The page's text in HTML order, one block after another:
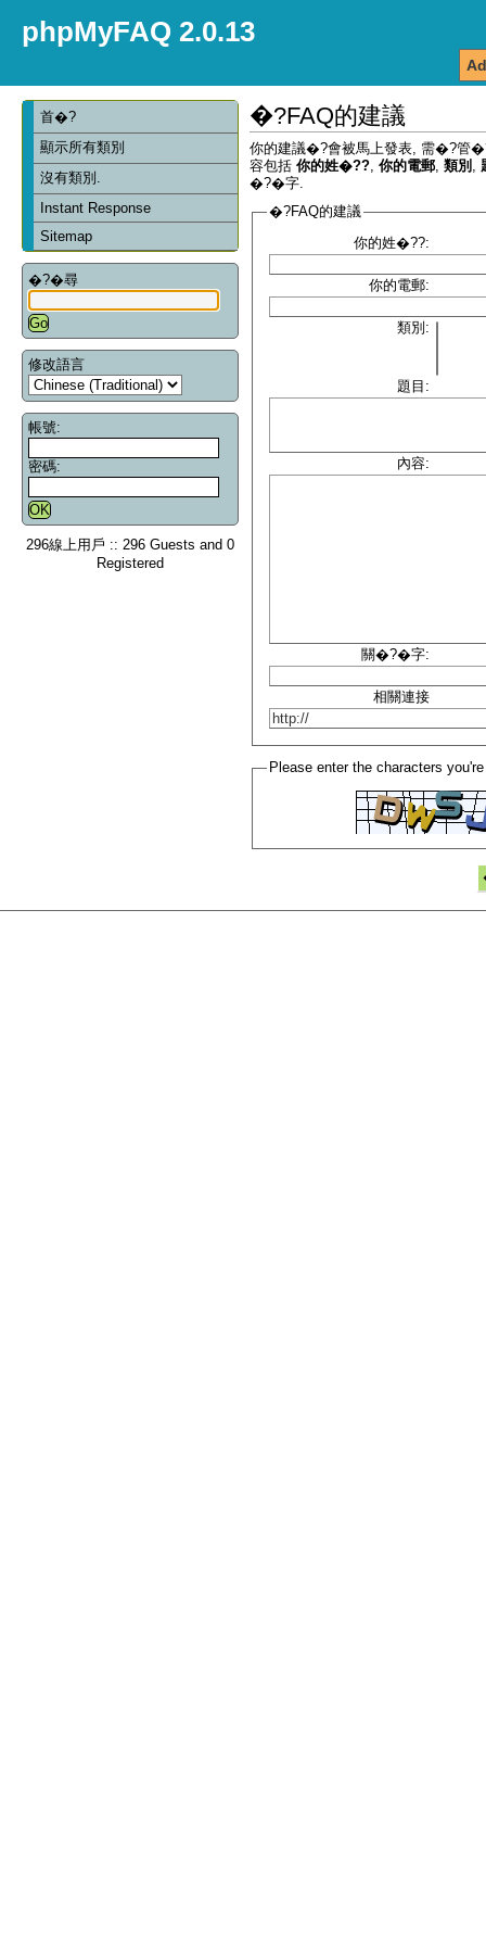
phpMyFAQ 2.0.13
首�?
顯示所有類別
沒有類別.
Instant Response
Sitemap
�?�尋
修改語言
帳號:
密碼:
296線上用戶 :: 296 Guests and 0
Registered
�?FAQ的建議
你的建議�?會被馬上發表, 需�?管
容包括 你的姓�?? 你的電郵 類別
�?�字.
�?FAQ的建議
你的姓�??:
你的電郵:
類別:
題目:
內容:
關�?�字:
相關連接
Please enter the characters